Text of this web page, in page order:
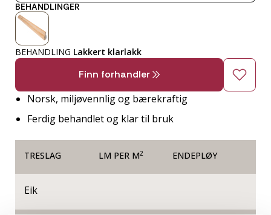
BEHANDLINGER
BEHANDLING Lakkert klarlakk
Finn forhandler
Norsk, miljøvennlig og bærekraftig
Ferdig behandlet og klar til bruk
TRESLAG LM PER M2 ENDEPLØY
Eik